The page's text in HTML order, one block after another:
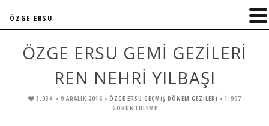
ÖZGE ERSU GEMİ GEZİLERİ
REN NEHRİ YILBAŞI
3.034 • 9 ARALIK 2016 • ÖZGE ERSU GEÇMİŞ DÖNEM GEZİLERİ • 1.997
GÖRÜNTÜLEME
ÖZGE ERSU